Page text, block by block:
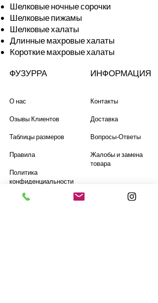
Шелковыеночные сорочки
Шелковыепижамы
Шелковыехалаты
Длинные махровые халаты
Короткиемахровыехалаты
ФУЗУРРА
О нас
Озывы Клиентов
Таблицы размеров
Правила
Политика
конфиденциальности
ИНФОРМАЦИЯ
Контакты
Доставка
Вопросы-Ответы
Жалобы и замена
товара